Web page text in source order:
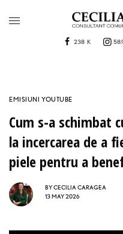
238 K
EMISIUNI YOUTUBE
Cum s-a schimbat
la incercarea de a
piele pentru a
BYCECILIA CARAGEA
13 MAY 2026